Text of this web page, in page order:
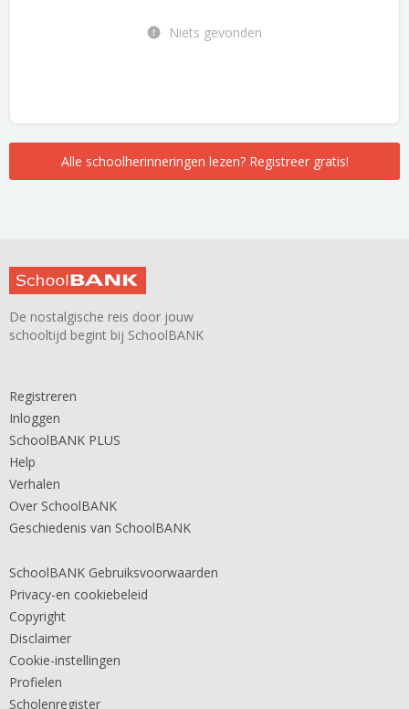
Niets gevonden
Alle schoolherinneringen lezen? Registreer gratis!
De nostalgische reis door jouw
schooltijd begint bij SchoolBANK
Registreren
Inloggen
SchoolBANK PLUS
Help
Verhalen
Over SchoolBANK
Geschiedenis van SchoolBANK
SchoolBANK Gebruiksvoorwaarden
Privacy-en cookiebeleid
Copyright
Disclaimer
Cookie-instellingen
Profielen
Scholenregister